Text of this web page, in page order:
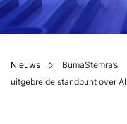
Nieuws
BumaStemra’s
uitgebreide standpunt over AI